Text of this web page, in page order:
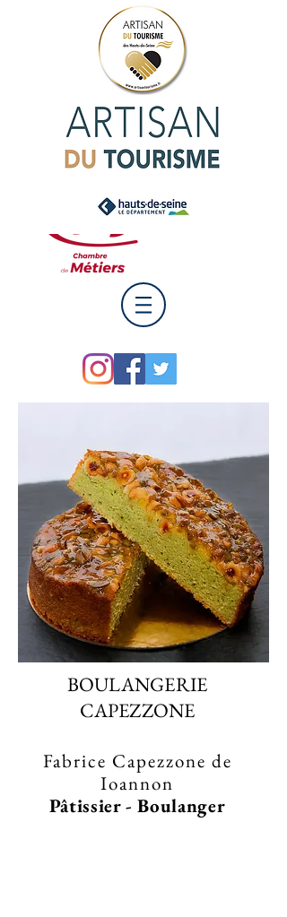
BOULANGERIE
CAPEZZONE
Fabrice Capezzone de
Ioannon
Pâtissier - Boulanger